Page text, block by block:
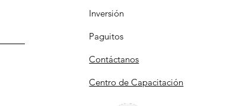
Inversión
Paguitos
Contáctanos
Centro de Capacitación